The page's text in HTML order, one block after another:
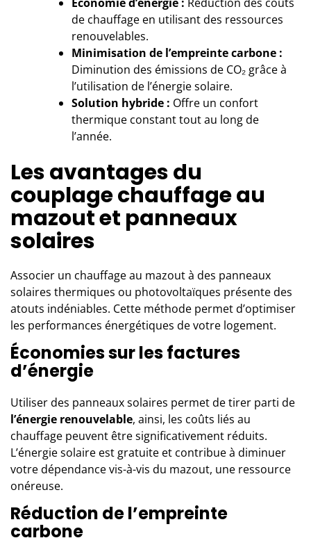
de chauffage en utilisant des ressources
renouvelables.
Minimisation de l’empreinte carbone :
Diminution des émissions de CO₂ grâce à
l’utilisation de l’énergie solaire.
Solution hybride : Offre un confort
thermique constant tout au long de
l’année.
Les avantages du
couplage chauffage au
mazout et panneaux
solaires
Associer un chauffage au mazout à des panneaux
solaires thermiques ou photovoltaïques présente des
atouts indéniables. Cette méthode permet d’optimiser
les performances énergétiques de votre logement.
Économies sur les factures
d’énergie
Utiliser des panneaux solaires permet de tirer parti de
l’énergie renouvelable, ainsi, les coûts liés au
chauffage peuvent être significativement réduits.
L’énergie solaire est gratuite et contribue à diminuer
votre dépendance vis-à-vis du mazout, une ressource
onéreuse.
Réduction de l’empreinte
carbone